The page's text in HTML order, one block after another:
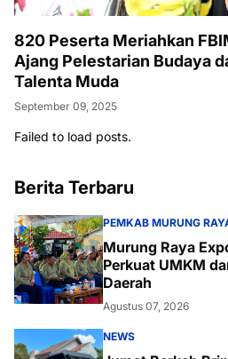
820 Peserta Meriahkan
Ajang Pelestarian Budaya
Talenta Muda
September 09, 2025
Failed to load posts.
Berita Terbaru
PEMKAB MURUNG
Murung Raya
Perkuat UMKM
Daerah
Agustus 07, 2026
NEWS